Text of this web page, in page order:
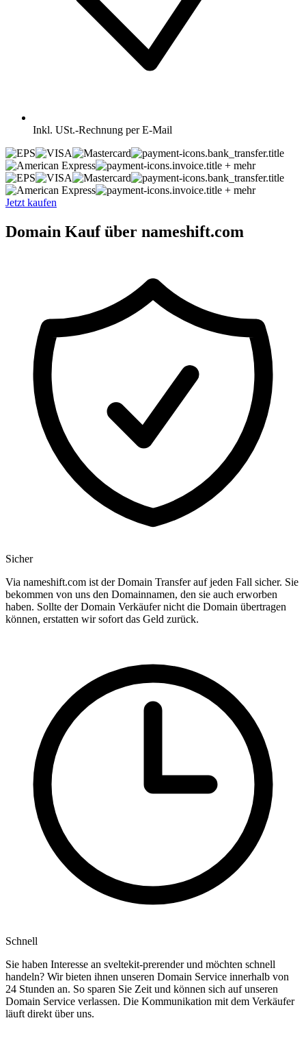
Inkl. USt.-Rechnung per E-Mail
+ mehr
+ mehr
Jetzt kaufen
Domain Kauf über nameshift.com
Sicher
Via nameshift.com ist der Domain Transfer auf jeden Fall sicher. Sie
bekommen von uns den Domainnamen, den sie auch erworben
haben. Sollte der Domain Verkäufer nicht die Domain übertragen
können, erstatten wir sofort das Geld zurück.
Schnell
Sie haben Interesse an sveltekit-prerender und möchten schnell
handeln? Wir bieten ihnen unseren Domain Service innerhalb von
24 Stunden an. So sparen Sie Zeit und können sich auf unseren
Domain Service verlassen. Die Kommunikation mit dem Verkäufer
läuft direkt über uns.